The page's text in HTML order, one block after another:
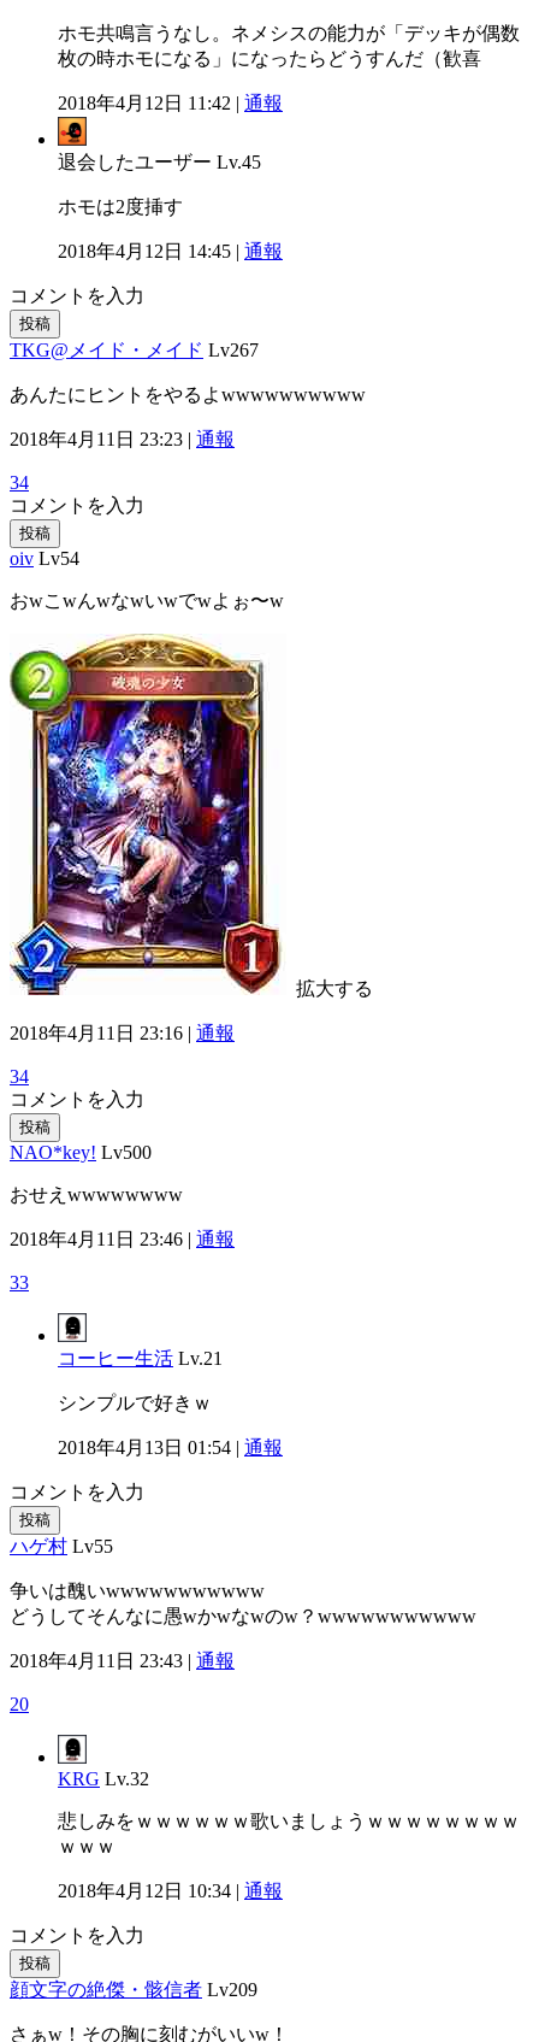
ホモ共鳴言うなし。ネメシスの能力が「デッキが偶数
枚の時ホモになる」になったらどうすんだ（歓喜
2018年4月12日 11:42 | 通報
退会したユーザー Lv.45
ホモは2度挿す
2018年4月12日 14:45 | 通報
コメントを入力
投稿
TKG@メイド・メイド Lv267
あんたにヒントをやるよwwwwwwwwww
2018年4月11日 23:23 | 通報
34
コメントを入力
投稿
oiv Lv54
おwこwんwなwいwでwよぉ〜w
拡大する
2018年4月11日 23:16 | 通報
34
コメントを入力
投稿
NAO*key! Lv500
おせえwwwwwwww
2018年4月11日 23:46 | 通報
33
コーヒー生活 Lv.21
シンプルで好きｗ
2018年4月13日 01:54 | 通報
コメントを入力
投稿
ハゲ村 Lv55
争いは醜いwwwwwwwwwww
どうしてそんなに愚wかwなwのw？wwwwwwwwwww
2018年4月11日 23:43 | 通報
20
KRG Lv.32
悲しみをｗｗｗｗｗｗ歌いましょうｗｗｗｗｗｗｗｗ
ｗｗｗ
2018年4月12日 10:34 | 通報
コメントを入力
投稿
顔文字の絶傑・骸信者 Lv209
さぁw！その胸に刻むがいいw！